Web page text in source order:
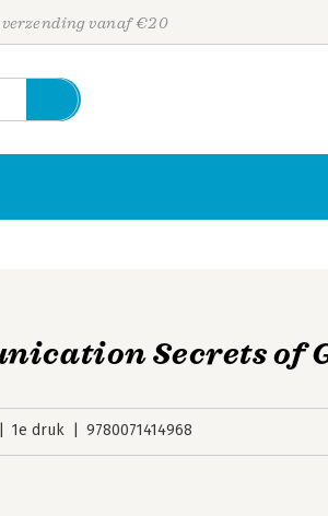
vanaf €20
Secrets of
1e druk 9780071414968
Personen